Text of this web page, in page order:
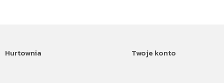
Hurtownia Twoje konto